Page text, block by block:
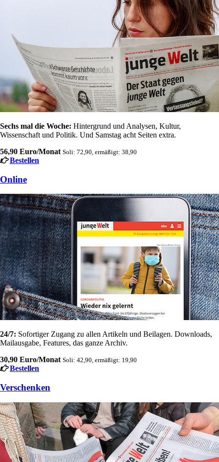
Sechs mal die Woche: Hintergrund und Analysen, Kultur,
Wissenschaft und Politik. Und Samstag acht Seiten extra.
56,90 Euro/Monat Soli: 72,90, ermäßigt: 38,90
Bestellen
Online
24/7: Sofortiger Zugang zu allen Artikeln und Beilagen. Downloads,
Mailausgabe, Features, das ganze Archiv.
30,90 Euro/Monat Soli: 42,90, ermäßigt: 19,90
Bestellen
Verschenken